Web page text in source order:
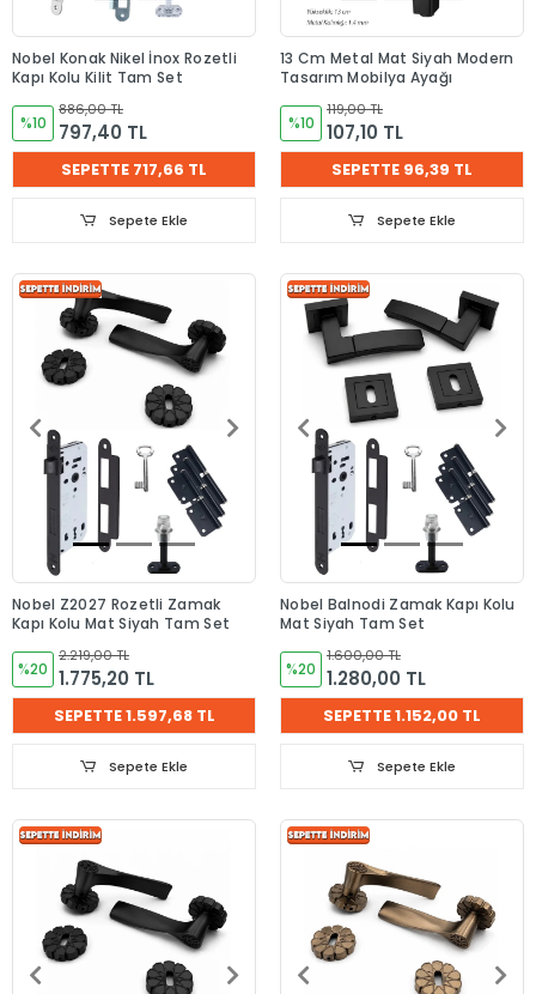
Nobel Konak Nikel İnox Rozetli
Kapı Kolu Kilit Tam Set
%10
886,00 TL
797,40 TL
SEPETTE 717,66 TL
Sepete Ekle
13 Cm Metal Mat Siyah Modern
Tasarım Mobilya Ayağı
%10
119,00 TL
107,10 TL
SEPETTE 96,39 TL
Sepete Ekle
Nobel Z2027 Rozetli Zamak
Kapı Kolu Mat Siyah Tam Set
%20
2.219,00 TL
1.775,20 TL
SEPETTE 1.597,68 TL
Sepete Ekle
Nobel Balnodi Zamak Kapı Kolu
Mat Siyah Tam Set
%20
1.600,00 TL
1.280,00 TL
SEPETTE 1.152,00 TL
Sepete Ekle